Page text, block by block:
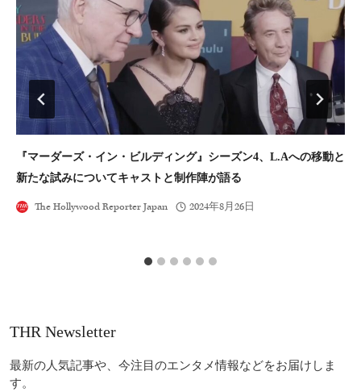
『マーダーズ・イン・ビルディング』シーズン4、L.Aへの移動と
新たな試みについてキャストと制作陣が語る
The Hollywood Reporter Japan 2024年8月26日
THR Newsletter
最新の人気記事や、今注目のエンタメ情報などをお届けしま
す。